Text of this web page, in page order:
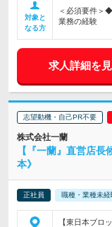
対象と
なる方
＜必須要件＞
業務の経験
求人詳細を
志望動機・自己PR不要
株式会社一蘭
【『一蘭』直営店
本》
正社員 職種・業種未経
【東日本ブロ